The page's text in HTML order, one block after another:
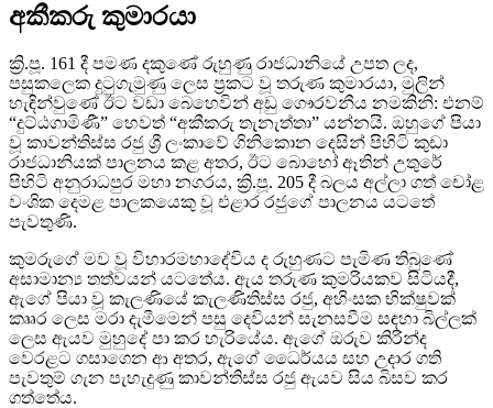
අකීකරු කුමාරයා
ක්‍රි.පූ. 161 දී පමණ දකුණේ රුහුණු රාජධානියේ උපත ලද,
පසුකලෙක දුටුගැමුණු ලෙස ප්‍රකට වූ තරුණ කුමාරයා, මුලින්
හැඳින්වුණේ ඊට වඩා බෙහෙවින් අඩු ගෞරවනීය නමකිනි: එනම්
“දුට්ඨගාමිණී” හෙවත් “අකීකරු තැනැත්තා” යන්නයි. ඔහුගේ පියා
වූ කාවන්තිස්ස රජු ශ්‍රී ලංකාවේ ගිනිකොන දෙසින් පිහිටි කුඩා
රාජධානියක් පාලනය කළ අතර, ඊට බොහෝ ඈතින් උතුරේ
පිහිටි අනුරාධපුර මහා නගරය, ක්‍රි.පූ. 205 දී බලය අල්ලා ගත් චෝළ
වංශික දෙමළ පාලකයෙකු වූ එළාර රජුගේ පාලනය යටතේ
පැවතුණි.
කුමරුගේ මව වූ විහාරමහාදේවිය ද රුහුණට පැමිණ තිබුණේ
අසාමාන්‍ය තත්වයන් යටතේය. ඇය තරුණ කුමරියකව සිටියදී,
ඇගේ පියා වූ කැලණියේ කැලණිතිස්ස රජු, අහිංසක භික්ෂුවක්
කෲර ලෙස මරා දැමීමෙන් පසු දෙවියන් සැනසවීම සඳහා බිල්ලක්
ලෙස ඇයව මුහුදේ පා කර හැරියේය. ඇගේ ඔරුව කිරින්ද
වෙරළට ගසාගෙන ආ අතර, ඇගේ ධෛර්යය සහ උදාර ගති
පැවතුම් ගැන පැහැදුණු කාවන්තිස්ස රජු ඇයව සිය බිසව කර
ගත්තේය.